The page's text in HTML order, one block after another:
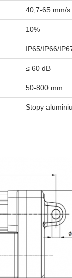
40,7-65 mm/s
10%
IP65/IP66/
≤ 60 dB
50-800 mm
Stopy